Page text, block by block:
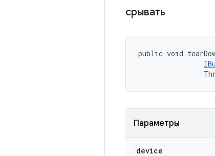
срывать
public void
Параметры
device